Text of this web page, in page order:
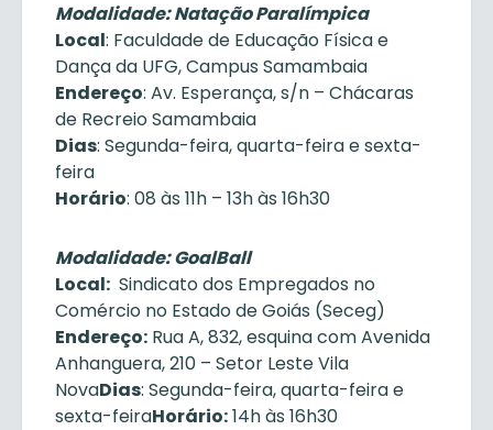
Modalidade: Natação Paralímpica
Local: Faculdade de Educação Física e
Dança da UFG, Campus Samambaia
Endereço: Av. Esperança, s/n – Chácaras
de Recreio Samambaia
Dias: Segunda-feira, quarta-feira e sexta-
feira
Horário: 08 às 11h – 13h às 16h30
Modalidade: GoalBall
Local: Sindicato dos Empregados no
Comércio no Estado de Goiás (Seceg)
Endereço: Rua A, 832, esquina com Avenida
Anhanguera, 210 – Setor Leste Vila
NovaDias: Segunda-feira, quarta-feira e
sexta-feiraHorário:14h às 16h30